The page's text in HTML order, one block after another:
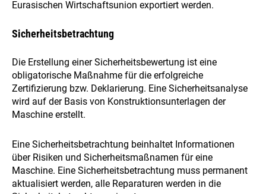
Eurasischen Wirtschaftsunion exportiert werden.
Sicherheitsbetrachtung
Die Erstellung einer Sicherheitsbewertung ist eine
obligatorische Maßnahme für die erfolgreiche
Zertifizierung bzw. Deklarierung. Eine Sicherheitsanalyse
wird auf der Basis von Konstruktionsunterlagen der
Maschine erstellt.
Eine Sicherheitsbetrachtung beinhaltet Informationen
über Risiken und Sicherheitsmaßnamen für eine
Maschine. Eine Sicherheitsbetrachtung muss permanent
aktualisiert werden, alle Reparaturen werden in die